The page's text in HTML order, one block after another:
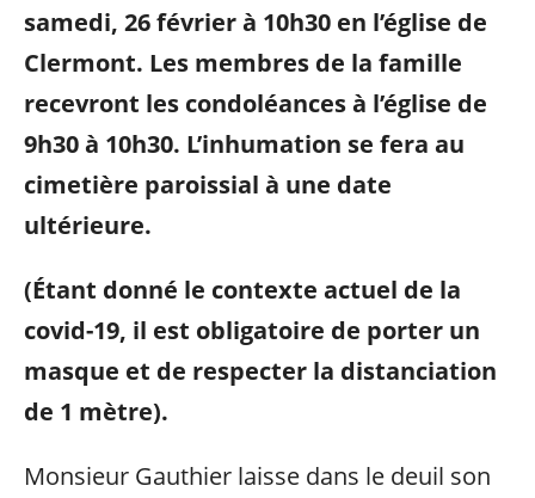
samedi, 26 février à 10h30 en l’église de
Clermont. Les membres de la famille
recevront les condoléances à l’église de
9h30 à 10h30. L’inhumation se fera au
cimetière paroissial à une date
ultérieure.
(Étant donné le contexte actuel de la
covid-19, il est obligatoire de porter un
masque et de respecter la distanciation
de 1 mètre).
Monsieur Gauthier laisse dans le deuil son